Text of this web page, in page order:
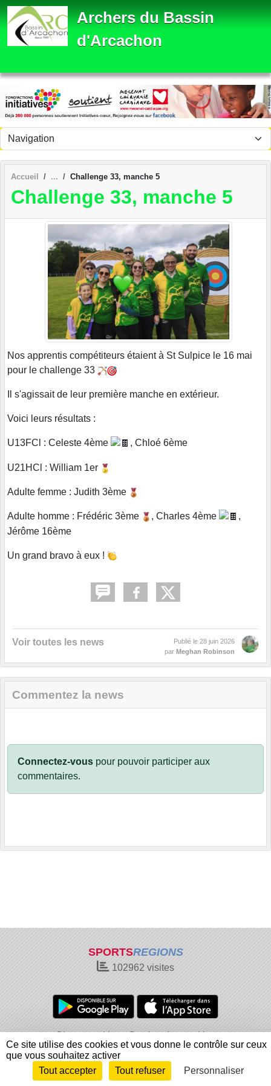
Archers du Bassin
d'Arcachon
Accueil Challenge 33, manche 5
Challenge 33, manche 5
Nos apprentis compétiteurs étaient à St Sulpice le 16 mai
pour le challenge 33
Il s'agissait de leur première manche en extérieur.
Voici leurs résultats :
U13FCl : Celeste 4ème , Chloé 6ème
U21HCl : William 1er
Adulte femme : Judith 3ème
Adulte homme : Frédéric 3ème , Charles 4ème
,
Jérôme 16ème
Un grand bravo à eux !
Voir toutes les news Publié le 28 juin 2026
par Meghan Robinson
Commentez la news
Connectez-vous pour pouvoir participer aux
commentaires.
SPORTSREGIONS
102962 visites
Charte cookies
Gestion des cookies
Informations légales
Signaler un contenu inapproprié
Envie de participer ? Connexion
Panneau de gestion des cookies
Ce site utilise des cookies et vous donne le contrôle sur ceux
que vous souhaitez activer
Tout accepter
Tout refuser Personnaliser